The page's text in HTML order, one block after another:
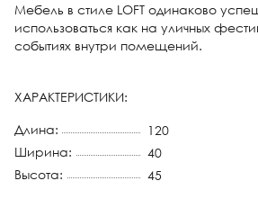
Мебель в стиле LOFT одинаково
использоваться как на уличных
событиях внутри помещений.
ХАРАКТЕРИСТИКИ:
Длина:
120
Ширина:
40
Высота:
45